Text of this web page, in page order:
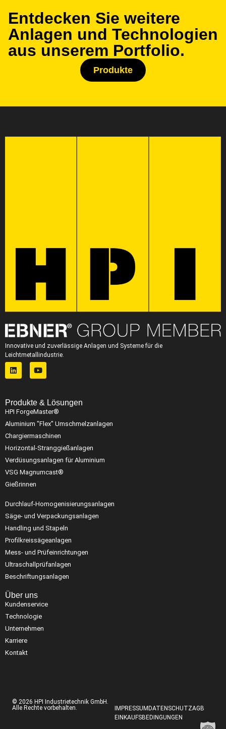
Entdecken Sie weitere
Anlagen und Technologien
aus unserem Portfolio.
Produkte
Innovative und zuverlässige Anlagen und Systeme für die
Leichtmetallindustrie.
Produkte & Lösungen
HPI ForgeMaster®
Aluminium "Flex" Umschmelzanlagen
Chargiermaschinen
Horizontal-Stranggießanlagen
Verdüsungsanlagen für Aluminium
VSG Magnumcast®
Gießrinnen
Durchlauf-Homogenisierungsanlagen
Säge- und Verpackungsanlagen
Handling und Stapeln
Profilkreissägeanlagen
Mess- und Prüfeinrichtungen
Ultraschallprüfanlagen
Beschriftungsanlagen
Über uns
Kundenservice
Technologie
Unternehmen
Karriere
Kontakt
© 2026 HPI Industrietechnik GmbH.
Alle Rechte vorbehalten.
IMPRESSUMDATENSCHUTZAGB
EINKAUFSBEDINGUNGEN